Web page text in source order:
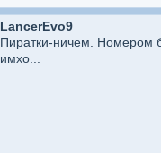
LancerEvo9
Пиратки-ничем. Номером
имхо...